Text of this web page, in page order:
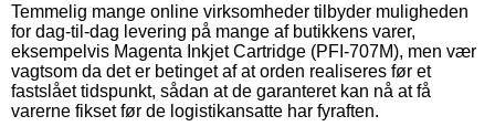
Temmelig mange online virksomheder tilbyder muligheden
for dag-til-dag levering på mange af butikkens varer,
eksempelvis Magenta Inkjet Cartridge (PFI-707M), men vær
vagtsom da det er betinget af at orden realiseres før et
fastslået tidspunkt, sådan at de garanteret kan nå at få
varerne fikset før de logistikansatte har fyraften.